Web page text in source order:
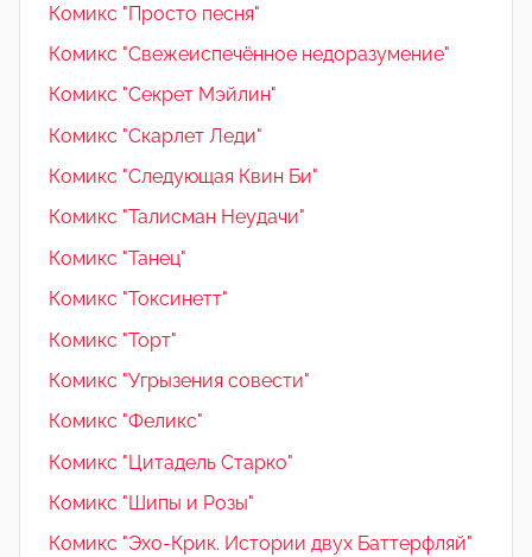
Комикс "Просто песня"
Комикс "Свежеиспечённое недоразумение"
Комикс "Секрет Мэйлин"
Комикс "Скарлет Леди"
Комикс "Следующая Квин Би"
Комикс "Талисман Неудачи"
Комикс "Танец"
Комикс "Токсинетт"
Комикс "Торт"
Комикс "Угрызения совести"
Комикс "Феликс"
Комикс "Цитадель Старко"
Комикс "Шипы и Розы"
Комикс "Эхо-Крик. Истории двух Баттерфляй"